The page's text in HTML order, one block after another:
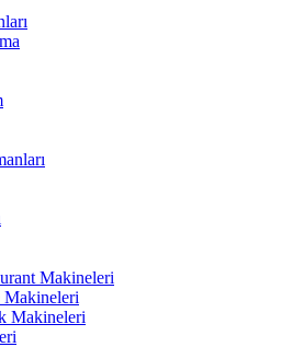
Makineleri
Makineleri
Makineleri